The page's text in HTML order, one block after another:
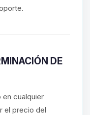
DE
cualquier
el precio del